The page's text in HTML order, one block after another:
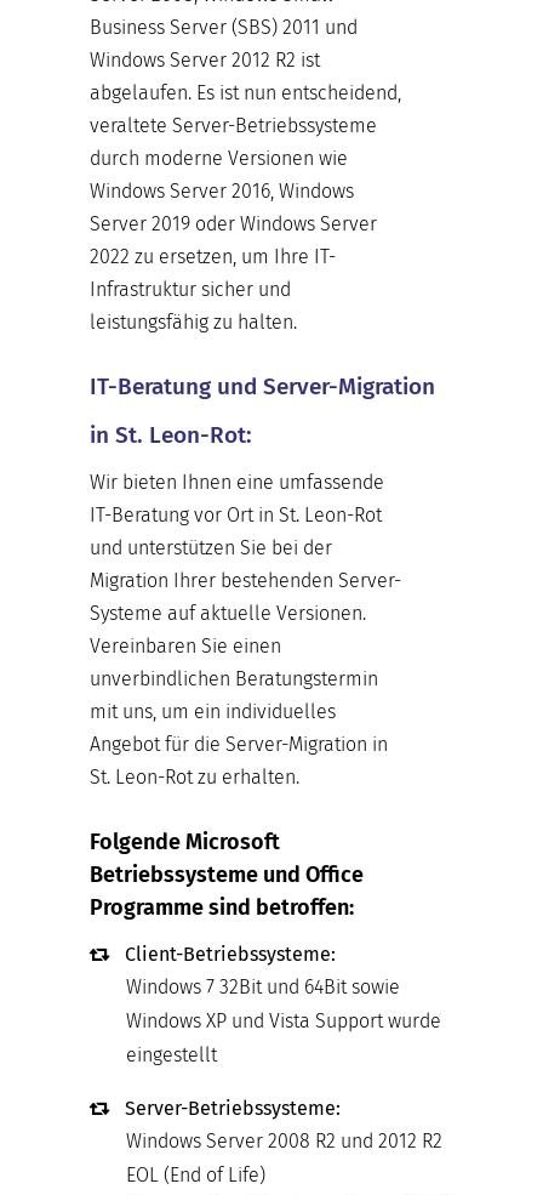
Business Server (SBS) 2011 und
Windows Server 2012 R2 ist
abgelaufen. Es ist nun entscheidend,
veraltete Server-Betriebssysteme
durch moderne Versionen wie
Windows Server 2016, Windows
Server 2019 oder Windows Server
2022 zu ersetzen, um Ihre IT-
Infrastruktur sicher und
leistungsfähig zu halten.
IT-Beratung und Server-Migration
in St. Leon-Rot:
Wir bieten Ihnen eine umfassende
IT-Beratung vor Ort in St. Leon-Rot
und unterstützen Sie bei der
Migration Ihrer bestehenden Server-
Systeme auf aktuelle Versionen.
Vereinbaren Sie einen
unverbindlichen Beratungstermin
mit uns, um ein individuelles
Angebot für die Server-Migration in
St. Leon-Rot zu erhalten.
Folgende Microsoft
Betriebssysteme und Office
Programme sind betroffen:
Client-Betriebssysteme:
Windows 7 32Bit und 64Bit sowie
Windows XP und Vista Support wurde
eingestellt
Server-Betriebssysteme:
Windows Server 2008 R2 und 2012 R2
EOL (End of Life)